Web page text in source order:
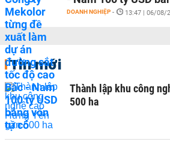
DOANH NGHIỆP - 13:47 | 06/08/
Tin mới
Thành lập khu công
500 ha